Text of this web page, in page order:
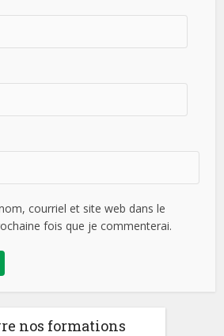
courriel et site web dans le
fois que je commenterai.
nos formations